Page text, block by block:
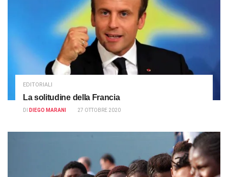
EDITORIALI
La solitudine della Francia
DI DIEGO MARANI 27 OTTOBRE 2020